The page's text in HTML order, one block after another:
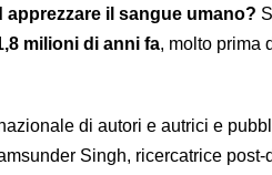
apprezzare il sangue umano?
milioni di anni fa, molto prima
di autori e autrici e
Singh, ricercatrice post-